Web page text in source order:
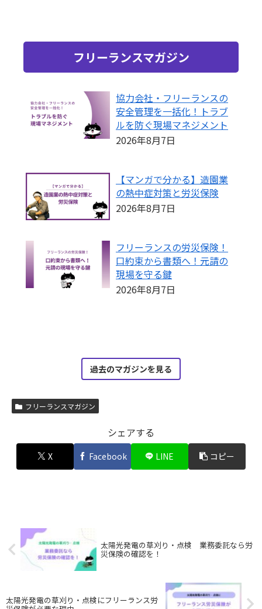
フリーランスマガジン
協力会社・フリーランスの
安全管理を一括化！トラブ
ルを防ぐ現場マネジメント
2026年8月7日
【マンガで分かる】造園業
の熱中症対策と労災保険
2026年8月7日
フリーランスの労災保険！
口約束から書類へ！元請の
現場を守る鍵
2026年8月7日
過去のマガジンを見る
フリーランスマガジン
シェアする
X Facebook LINE コピー
太陽光発電の草刈り・点検 業務委託なら労
災保険の確認を！
太陽光発電の草刈り・点検にフリーランス労